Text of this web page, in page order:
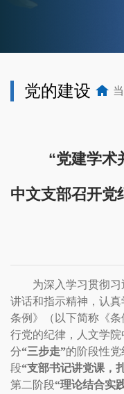
党的建设
“党建学术
中文支部召开党
为深入学习贯彻
讲话和指示精神，认
条例》（以下简称《
行党的纪律，人文学
分“三步走”的阶段性
段“支部书记讲党课，
第二阶段“理论结合实